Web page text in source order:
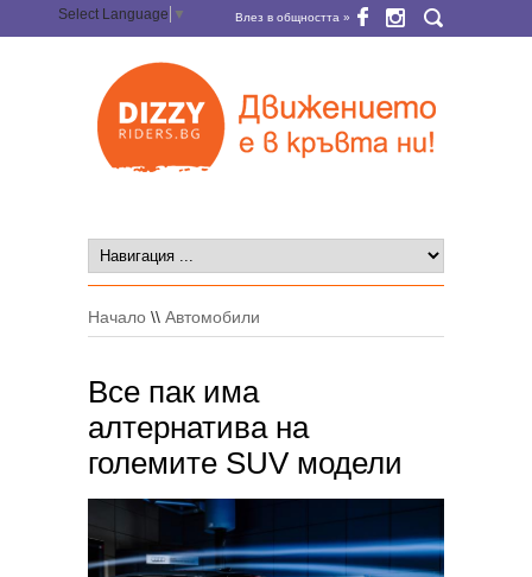
Select Language ▼ Влез в общността »
Начало \\ Автомобили
Все пак има
алтернатива на
големите SUV модели